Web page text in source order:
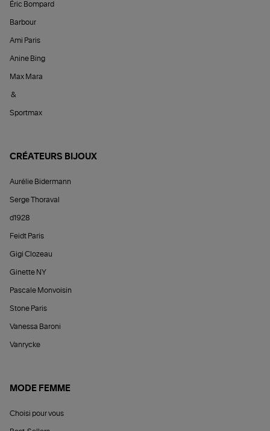
Éric Bompard
Barbour
Ami Paris
Anine Bing
Max Mara
&
Sportmax
CRÉATEURS BIJOUX
Aurélie Bidermann
Serge Thoraval
d1928
Feidt Paris
Gigi Clozeau
Ginette NY
Pascale Monvoisin
Stone Paris
Vanessa Baroni
Vanrycke
MODE FEMME
Choisi pour vous